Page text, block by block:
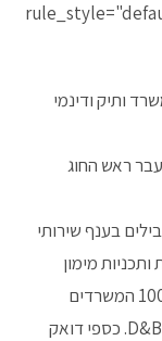
ותיק ודינמי
ראש החוג
בענף שירותי
מימון
לטווח ארוך בישראל, מדורג 34 ברשימת דרוג 100 המשרדים
הגדולים בהתאם לדרוג Dan' s 100 של חברת D&B. כספי דואק